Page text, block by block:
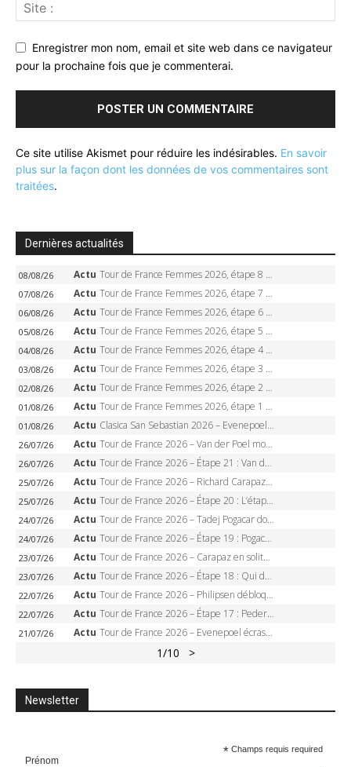
Enregistrer mon nom, email et site web dans ce navigateur
pour la prochaine fois que je commenterai.
Ce site utilise Akismet pour réduire les indésirables. En savoir
plus sur la façon dont les données de vos commentaires sont
traitées.
Dernières actualités
08/08/26 Actu Tour de France Femmes 2026, étape 8 – Demi Vollering gagne à Nice, reprend le jaune, Niewiadoma à 8 secondes
07/08/26 Actu Tour de France Femmes 2026, étape 7 – Kasia Niewiadoma gagne le Ventoux, maillot jaune, Reusser et Vollering piégées
06/08/26 Actu Tour de France Femmes 2026, étape 6 – Kim Le Court-Pienaar gagne à Tournon, Reusser en jaune
05/08/26 Actu Tour de France Femmes 2026, étape 5 – Demi Vollering gagne à Belleville, Reusser en jaune, Ferrand-Prévot coule
04/08/26 Actu Tour de France Femmes 2026, étape 4 – Marlen Reusser écrase le chrono, Ferrand-Prévot en crise
03/08/26 Actu Tour de France Femmes 2026, étape 3 – Sigrid Haugset en solitaire, 88 km d’échappée, maillot jaune
02/08/26 Actu Tour de France Femmes 2026, étape 2 – Lorena Wiebes doublé à Genève, Markus héroïque, 7e record
01/08/26 Actu Tour de France Femmes 2026, étape 1 – Lorena Wiebes intouchable à Lausanne, premier maillot jaune
01/08/26 Actu Clasica San Sebastian 2026 – Evenepoel recordman, 4e victoire, Carapaz battu au sprint
26/07/26 Actu Tour de France 2026 – Van der Poel monumental à Paris, Pogacar égale le record des cinq sacres
26/07/26 Actu Tour de France 2026 – Étape 21 : Van der Poel, Pogacar, qui succédera à Wout van Aert sur les Champs-Elysées ?
25/07/26 Actu Tour de France 2026 – Richard Carapaz roi des Alpes, doublé et maillot à pois, Seixas perd le podium
25/07/26 Actu Tour de France 2026 – Étape 20 : L’étape reine, Galibier, Sarenne, Alpe d’Huez, qui succédera à Pogacar ?
24/07/26 Actu Tour de France 2026 – Tadej Pogacar dompte l’Alpe d’Huez, 5e victoire, record de Pantani pulvérisé
24/07/26 Actu Tour de France 2026 – Étape 19 : Pogacar peut-il enfin dompter l’Alpe d’Huez ?
23/07/26 Actu Tour de France 2026 – Carapaz en solitaire à Orcières-Merlette, Paret-Peintre à un point du maillot à pois
23/07/26 Actu Tour de France 2026 – Étape 18 : Qui domptera Orcières-Merlette, première marche vers l’Alpe d’Huez ?
22/07/26 Actu Tour de France 2026 – Philipsen débloque son compteur à Voiron, Pedersen en danger pour le maillot vert
22/07/26 Actu Tour de France 2026 – Étape 17 : Pedersen peut-il verrouiller le maillot vert à Voiron ?
21/07/26 Actu Tour de France 2026 – Evenepoel écrase le chrono d’Évian, Seixas 4e, Lipowitz abandonne
1/10 >
Newsletter
* Champs requis required
Prénom